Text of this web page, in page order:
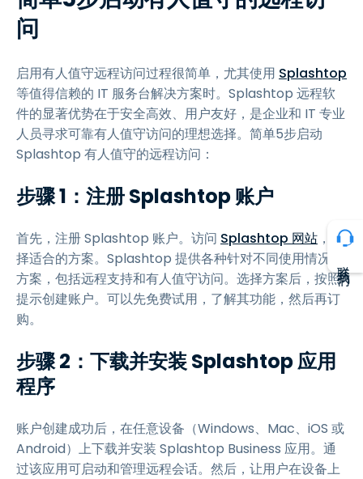
问
启用有人值守远程访问过程很简单，尤其使用 Splashtop
等值得信赖的 IT 服务台解决方案时。Splashtop 远程软
件的显著优势在于安全高效、用户友好，是企业和 IT 专业
人员寻求可靠有人值守访问的理想选择。简单5步启动
Splashtop 有人值守的远程访问：
步骤 1：注册 Splashtop 账户
首先，注册 Splashtop 账户。访问 Splashtop 网站 ，选
择适合的方案。Splashtop 提供各种针对不同使用情况的
方案，包括远程支持和有人值守访问。选择方案后，按照
提示创建账户。可以先免费试用，了解其功能，然后再订
购。
步骤 2：下载并安装 Splashtop 应用
程序
账户创建成功后，在任意设备（Windows、Mac、iOS 或
Android）上下载并安装 Splashtop Business 应用。通
过该应用可启动和管理远程会话。然后，让用户在设备上